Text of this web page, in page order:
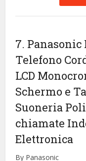
7. Panasonic
Telefono
LCD
Schermo e
Suoneria
chiamate
Elettronica
By Panasonic